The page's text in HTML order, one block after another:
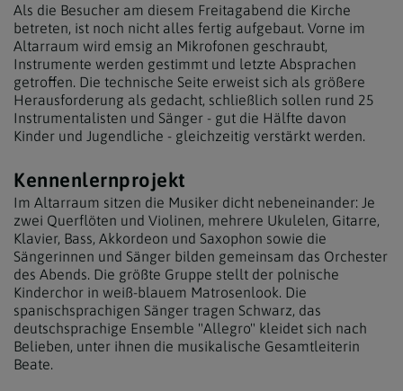
Als die Besucher am diesem Freitagabend die Kirche
betreten, ist noch nicht alles fertig aufgebaut. Vorne im
Altarraum wird emsig an Mikrofonen geschraubt,
Instrumente werden gestimmt und letzte Absprachen
getroffen. Die technische Seite erweist sich als größere
Herausforderung als gedacht, schließlich sollen rund 25
Instrumentalisten und Sänger - gut die Hälfte davon
Kinder und Jugendliche - gleichzeitig verstärkt werden.
Kennenlernprojekt
Im Altarraum sitzen die Musiker dicht nebeneinander: Je
zwei Querflöten und Violinen, mehrere Ukulelen, Gitarre,
Klavier, Bass, Akkordeon und Saxophon sowie die
Sängerinnen und Sänger bilden gemeinsam das Orchester
des Abends. Die größte Gruppe stellt der polnische
Kinderchor in weiß-blauem Matrosenlook. Die
spanischsprachigen Sänger tragen Schwarz, das
deutschsprachige Ensemble "Allegro" kleidet sich nach
Belieben, unter ihnen die musikalische Gesamtleiterin
Beate.